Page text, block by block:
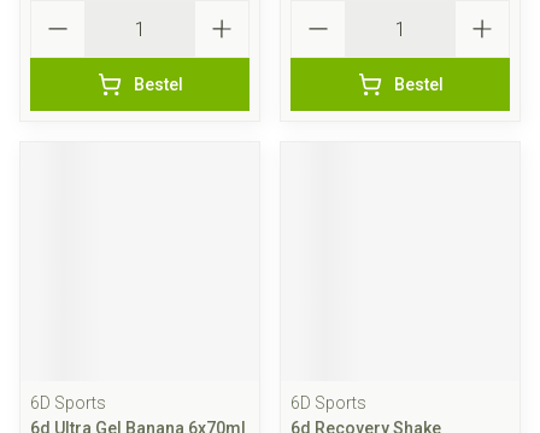
Bestel Bestel
6D Sports
6d Ultra Gel Banana 6x70ml
6D Sports
6d Recovery Shake